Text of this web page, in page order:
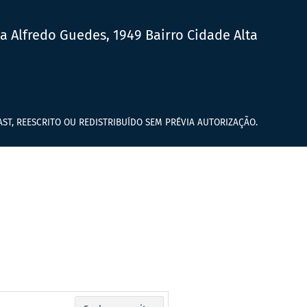
Alfredo Guedes, 1949 Bairro Cidade Alta
REESCRITO OU REDISTRIBUÍDO SEM PRÉVIA AUTORIZAÇÃO.